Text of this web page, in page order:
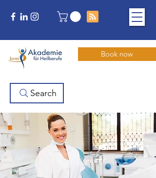
Book now
Search